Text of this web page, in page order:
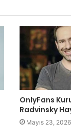
OnlyFans
Radvinsky
Mayıs 23, 2026